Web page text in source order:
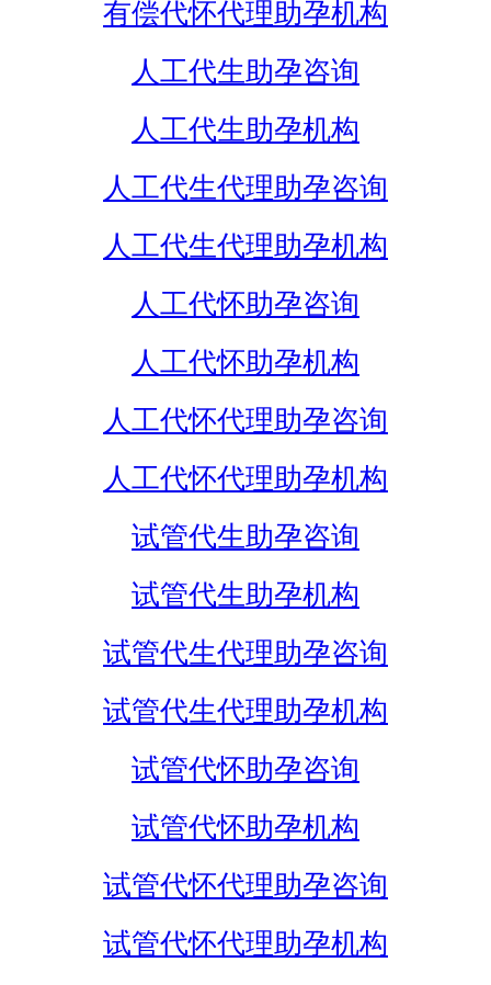
有偿代怀代理助孕机构
人工代生助孕咨询
人工代生助孕机构
人工代生代理助孕咨询
人工代生代理助孕机构
人工代怀助孕咨询
人工代怀助孕机构
人工代怀代理助孕咨询
人工代怀代理助孕机构
试管代生助孕咨询
试管代生助孕机构
试管代生代理助孕咨询
试管代生代理助孕机构
试管代怀助孕咨询
试管代怀助孕机构
试管代怀代理助孕咨询
试管代怀代理助孕机构